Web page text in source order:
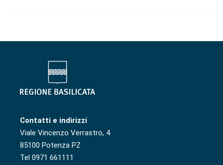
Contatti e indirizzi
Viale Vincenzo Verrastro, 4
85100 Potenza PZ
Tel 0971 661111